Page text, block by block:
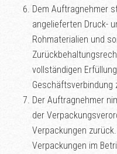
Dem Auftragnehmer
angelieferten Druck-
Rohmaterialien und
vollständigen
Geschäftsverbindung
Der Auftragnehmer
der
Verpackungen
Verpackungen im